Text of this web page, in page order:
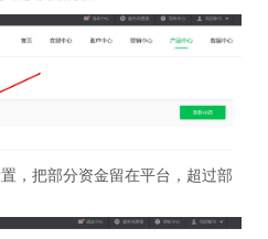
，把部分资金留在平台，超过部